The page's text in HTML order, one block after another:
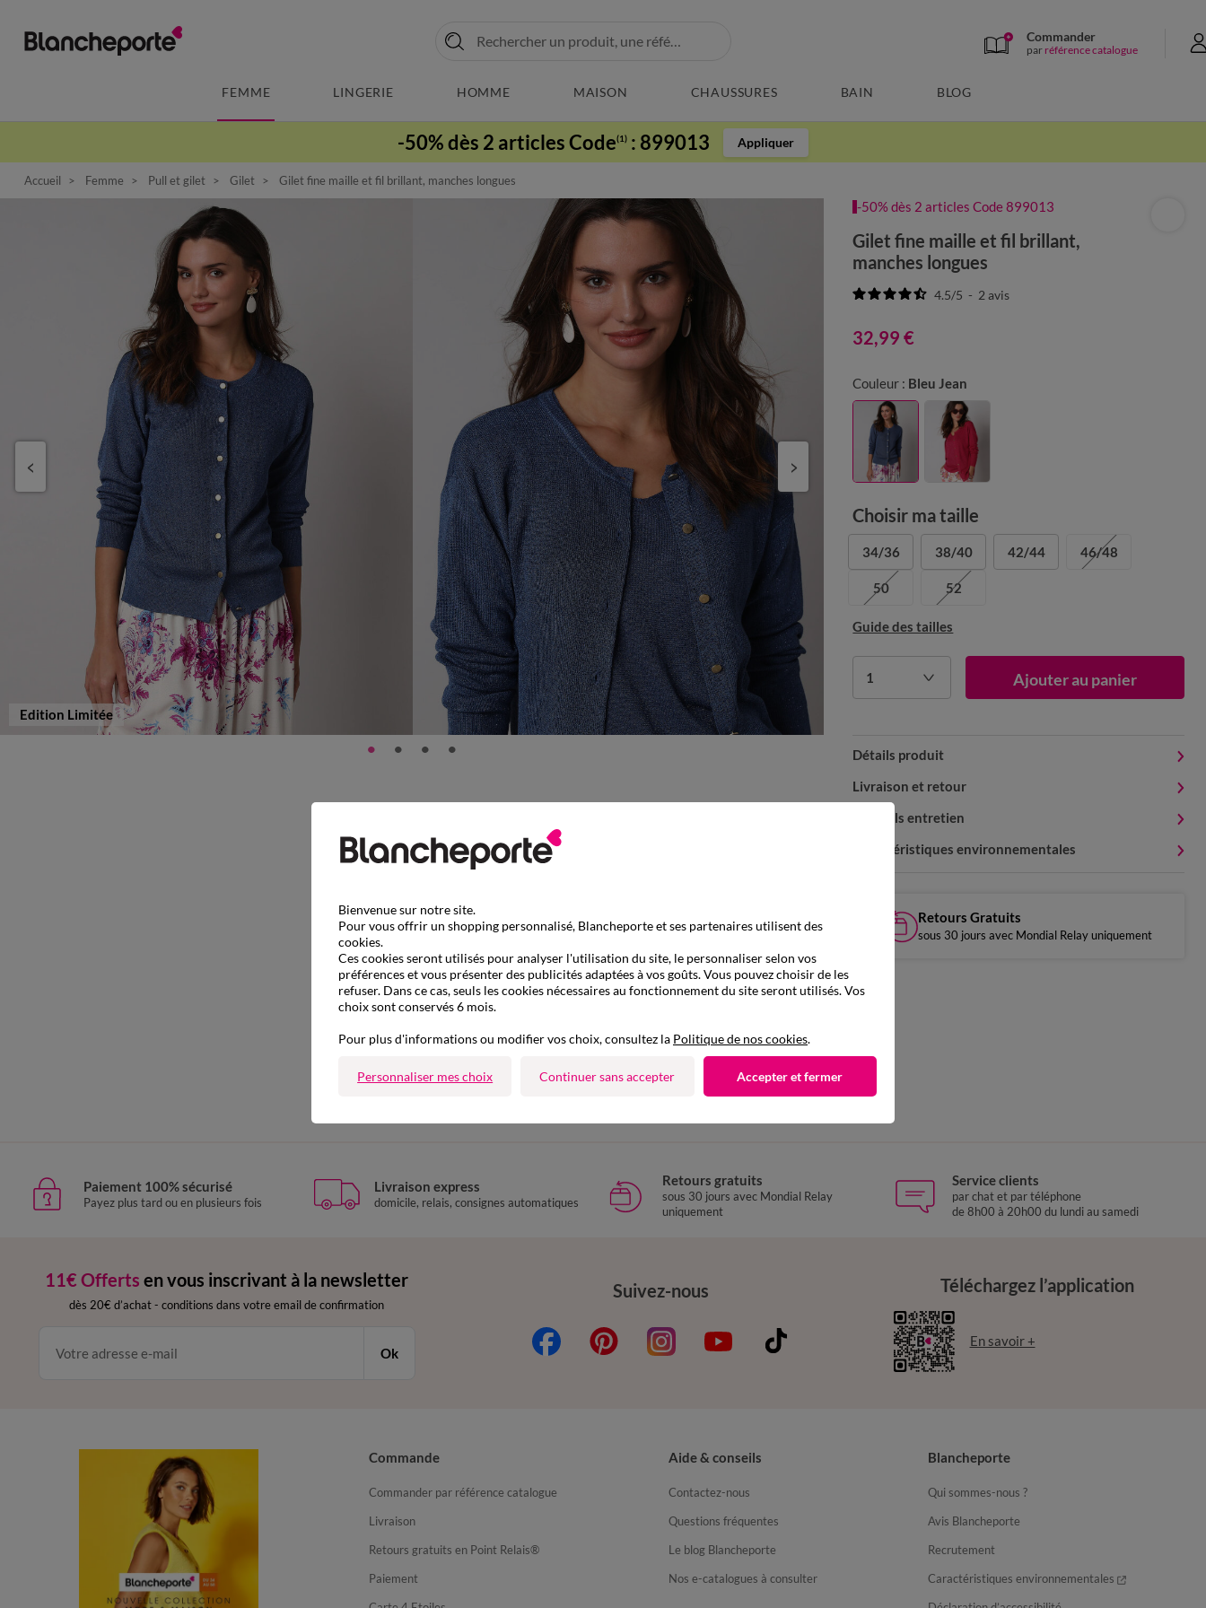
Commander
par référence catalogue
FEMME LINGERIE HOMME MAISON CHAUSSURES BAIN BLOG
-50% dès 2 articles Code(1) : 899013 Appliquer
Accueil Femme Pull et gilet Gilet Gilet fine maille et fil brillant, manches longues
Edition Limitée
-50% dès 2 articles Code 899013
Gilet fine maille et fil brillant,
manches longues
4.5/5 - 2avis
32,99 €
Couleur : Bleu Jean
Choisir ma taille
34/36 38/40 42/44 46/48
50 52
Guide des tailles
1 Ajouter au panier
Détails produit
Livraison et retour
Conseils entretien
Caractéristiques environnementales
Retours Gratuits
sous 30 jours avec Mondial Relay uniquement
Gilet
Paiement 100% sécurisé
Payez plus tard ou en plusieurs fois
Livraison express
domicile, relais, consignes automatiques
Retours gratuits
sous 30 jours avec Mondial Relay
uniquement
Service clients
par chat et par téléphone
de 8h00 à 20h00 du lundi au samedi
11€ Offerts en vous inscrivant à la newsletter
dès 20€ d’achat - conditions dans votre email de confirmation
Ok
Suivez-nous Téléchargez l’application
En savoir +
Commande
Commander par référence catalogue
Livraison
Retours gratuits en Point Relais®
Paiement
Aide & conseils
Contactez-nous
Questions fréquentes
Le blog Blancheporte
Nos e-catalogues à consulter
Blancheporte
Qui sommes-nous ?
Avis Blancheporte
Recrutement
Caractéristiques environnementales
Bienvenue sur notre site.
Pour vous offrir un shopping personnalisé, Blancheporte et ses partenaires utilisent des
cookies.
Ces cookies seront utilisés pour analyser l'utilisation du site, le personnaliser selon vos
préférences et vous présenter des publicités adaptées à vos goûts. Vous pouvez choisir de les
refuser. Dans ce cas, seuls les cookies nécessaires au fonctionnement du site seront utilisés. Vos
choix sont conservés 6 mois.
Pour plus d'informations ou modifier vos choix, consultez la Politique de nos cookies.
Personnaliser mes choix Continuer sans accepter Accepter et fermer